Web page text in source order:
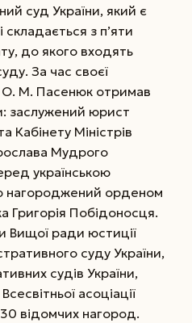
суд України, який є
складається з п’яти
до якого входять
За час своєї
О. М. Пасенюк отримав
заслужений юрист
Кабінету Міністрів
Мудрого
українською
нагороджений орденом
Григорія Побідоносця.
Вищої ради юстиції
суду України,
судів України,
асоціації
відомчих нагород.